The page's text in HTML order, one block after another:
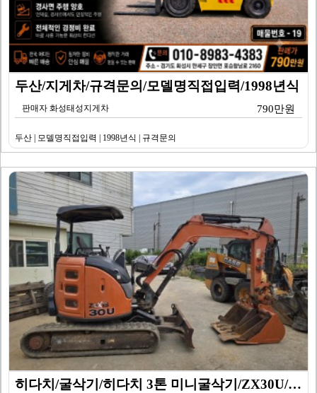
두산/지게차/규격문의/모델명직접입력/1998년식
판매자 화성태성지게차 790만원
두산 | 모델명직접입력 | 1998년식 | 규격문의
히다치/굴삭기/히다치 3톤 미니굴삭기/ZX30U/201…